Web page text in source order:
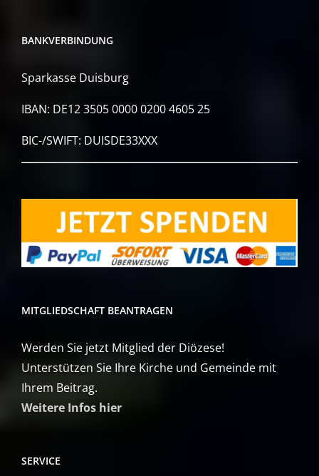
BANKVERBINDUNG
Sparkasse Duisburg
IBAN: DE12 3505 0000 0200 4605 25
BIC-/SWIFT: DUISDE33XXX
MITGLIEDSCHAFT BEANTRAGEN
Werden Sie jetzt Mitglied der Diözese!
Unterstützen Sie Ihre Kirche und Gemeinde mit
Ihrem Beitrag.
Weitere Infos hier
SERVICE